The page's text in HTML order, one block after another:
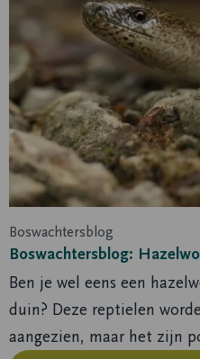
Boswachtersblog:
Boswachtersblog
Ben je wel eens een
duin? Deze reptielen
aangezien, maar het zijn
Boswachtersblog:
Hazelwormen
in
de
duinen